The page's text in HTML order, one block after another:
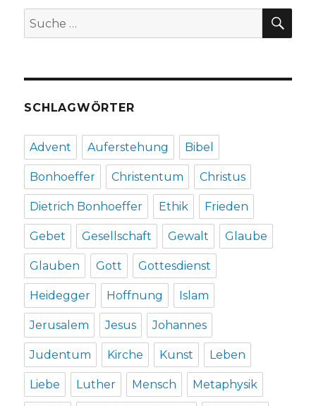
Suche
nach:
SCHLAGWÖRTER
Advent Auferstehung Bibel
Bonhoeffer Christentum Christus
Dietrich Bonhoeffer Ethik Frieden
Gebet Gesellschaft Gewalt Glaube
Glauben Gott Gottesdienst
Heidegger Hoffnung Islam
Jerusalem Jesus Johannes
Judentum Kirche Kunst Leben
Liebe Luther Mensch Metaphysik